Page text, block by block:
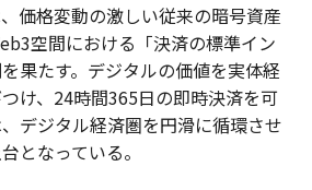
価格変動の激しい従来の暗号資産
空間における「決済の標準イン
果たす。デジタルの価値を実体経
け、24時間365日の即時決済を可
デジタル経済圏を円滑に循環させ
となっている。